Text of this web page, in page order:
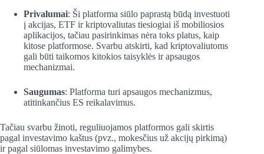
Privalumai: Ši platforma siūlo paprastą būdą investuoti
į akcijas, ETF ir kriptovaliutas tiesiogiai iš mobiliosios
aplikacijos, tačiau pasirinkimas nėra toks platus, kaip
kitose platformose. Svarbu atskirti, kad kriptovaliutoms
gali būti taikomos kitokios taisyklės ir apsaugos
mechanizmai.
Saugumas: Platforma turi apsaugos mechanizmus,
atitinkančius ES reikalavimus.
Tačiau svarbu žinoti, reguliuojamos platformos gali skirtis
pagal investavimo kaštus (pvz., mokesčius už akcijų pirkimą)
ir pagal siūlomas investavimo galimybes.